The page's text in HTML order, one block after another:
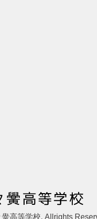
高等学校. Allrights